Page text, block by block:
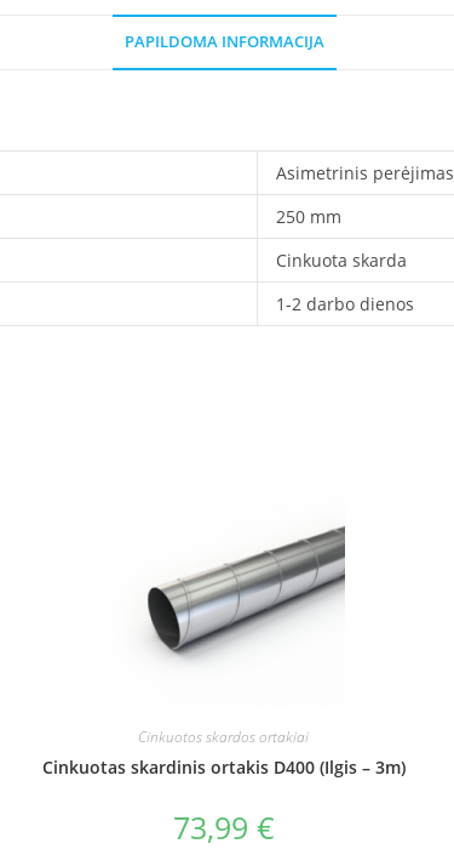
PAPILDOMA INFORMACIJA
Asimetrinis perėjimas
250 mm
Cinkuota skarda
1-2 darbo dienos
Cinkuotos skardos ortakiai
Cinkuotas skardinis ortakis D400 (Ilgis – 3m)
73,99 €